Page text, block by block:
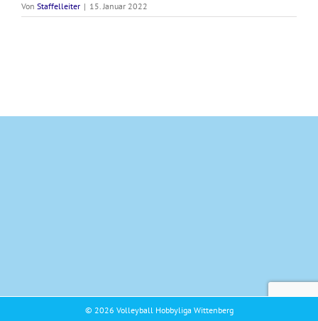
Von Staffelleiter | 15. Januar 2022
© 2026 Volleyball Hobbyliga Wittenberg